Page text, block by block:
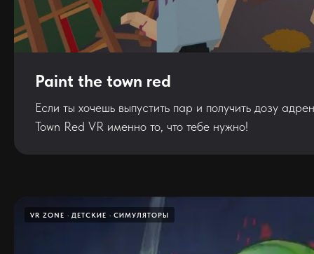
Paint the town red
Если ты хочешь выпустить пар и получить дозу
Town Red VR именно то, что тебе нужно!
VR ZONE ДЕТСКИЕ СИМУЛЯТОРЫ